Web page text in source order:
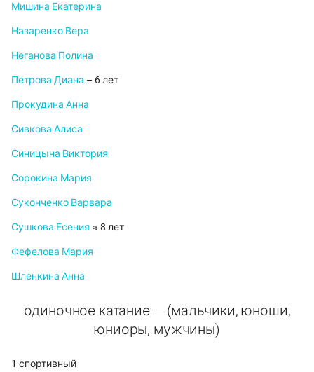
Мишина Екатерина
Назаренко Вера
Неганова Полина
Петрова Диана – 6 лет
Прокудина Анна
Сивкова Алиса
Синицына Виктория
Сорокина Мария
Суконченко Варвара
Сушкова Есения ≈ 8 лет
Фефелова Мария
Шленкина Анна
одиночное катание — (мальчики, юноши,
юниоры, мужчины)
1 спортивный